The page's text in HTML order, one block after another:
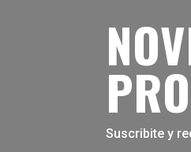
Suscribite y